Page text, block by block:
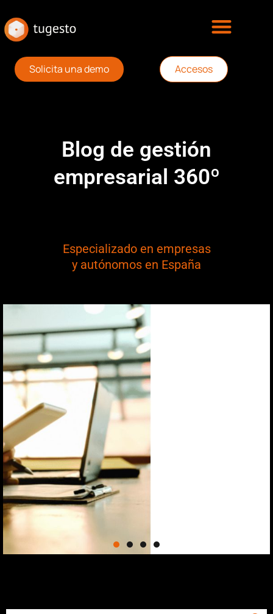
Solicita una demo Accesos
Blog de gestión
empresarial 360º
Especializado en empresas
y autónomos en España